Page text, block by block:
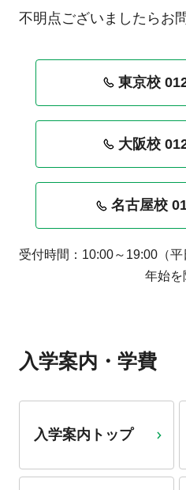
不明点ございましたらお
東京校
大阪校
名古屋校
受付時間：10:00～19:00（
年始を
入学案内・学費
入学案内トップ